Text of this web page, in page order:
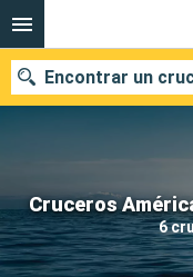
Cruceros
6
Encontrar un
Nuestros destinos
Fecha de salida